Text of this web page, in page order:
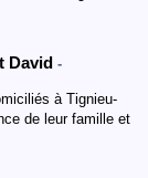
David -
à Tignieu-
de leur famille et